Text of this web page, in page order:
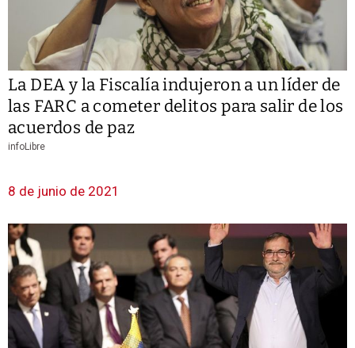
La DEA y la Fiscalía indujeron a un líder de
las FARC a cometer delitos para salir de los
acuerdos de paz
infoLibre
8 de junio de 2021